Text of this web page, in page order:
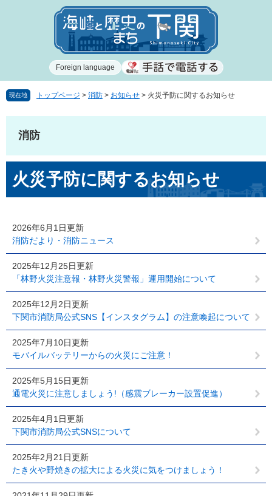
で
ば
Foreign language
現在地 トップページ > 消防 > お知らせ > 火災予防に関するお知らせ
消防
文火災予防に関するお知らせ
2026年6月1日更新
消防だより・消防ニュース
2025年12月25日更新
「林野火災注意報・林野火災警報」運用開始について
2025年12月2日更新
下関市消防局公式SNS【インスタグラム】の注意喚起について
2025年7月10日更新
モバイルバッテリーからの火災にご注意！
2025年5月15日更新
通電火災に注意しましょう!（感震ブレーカー設置促進）
2025年4月1日更新
下関市消防局公式SNSについて
2025年2月21日更新
たき火や野焼きの拡大による火災に気をつけましょう！